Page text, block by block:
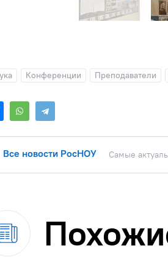
Конференции Преподаватели
Все новости РосНОУ Самые